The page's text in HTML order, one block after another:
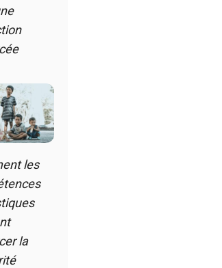
les
la